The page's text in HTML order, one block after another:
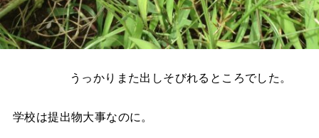
うっかりまた出しそびれるところでした。
学校は提出物大事なのに。